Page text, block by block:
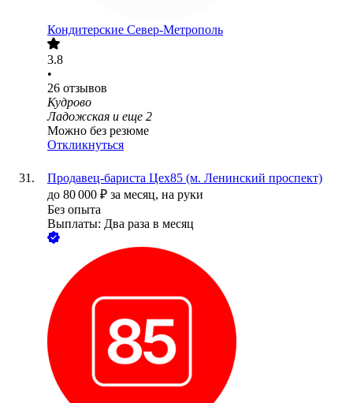
Кондитерские Север-Метрополь
3.8
•
26 отзывов
Кудрово
Ладожская и еще 2
Можно без резюме
Откликнуться
Продавец-бариста Цех85 (м. Ленинский проспект)
до 80 000 ₽ за месяц, на руки
Без опыта
Выплаты: Два раза в месяц